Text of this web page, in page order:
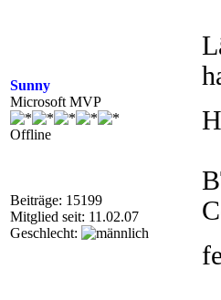
Sunny
Microsoft MVP
Offline
Beiträge: 15199
Mitglied seit: 11.02.07
Geschlecht: